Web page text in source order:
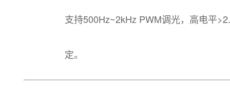
支持500Hz~2kHz PWM调光，高电平
定。